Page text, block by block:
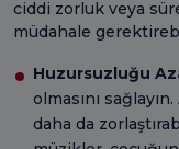
ciddi zorluk veya
müdahale
Huzursuzluğu
olmasını
daha da